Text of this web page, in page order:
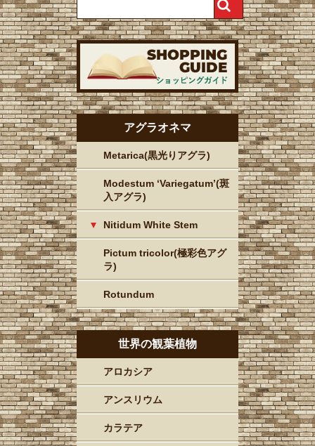
アグラオネマ
Metarica(黒光りアグラ)
Modestum ‘Variegatum’(斑
入アグラ)
Nitidum White Stem
Pictum tricolor(極彩色アグ
ラ)
Rotundum
世界の観葉植物
アロカシア
アンスリウム
カラテア